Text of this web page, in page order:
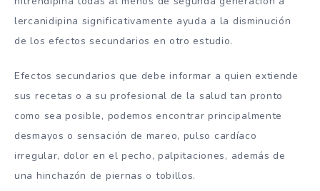
lercanidipina significativamente ayuda a la disminución
de los efectos secundarios en otro estudio.
Efectos secundarios que debe informar a quien extiende
sus recetas o a su profesional de la salud tan pronto
como sea posible, podemos encontrar principalmente
desmayos o sensación de mareo, pulso cardíaco
irregular, dolor en el pecho, palpitaciones, además de
una hinchazón de piernas o tobillos.